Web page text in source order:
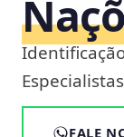
FALE